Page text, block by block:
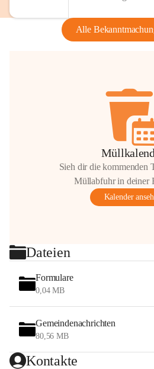
Alle
Sieh dir die kommenden
Müllabfuhr in deiner
Kalender
Dateien
Formulare
0,04 MB
Gemeindenachrichten
80,56 MB
Kontakte